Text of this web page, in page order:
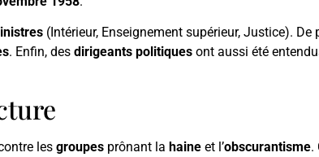
(Intérieur, Enseignement supérieur, Justice). De
. Enfin, des dirigeants politiques ont aussi été
les groupes prônant la haine et l’obscurantisme.